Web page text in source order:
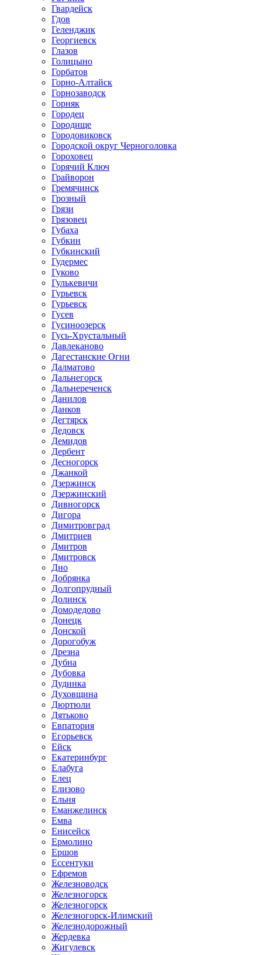
Гвардейск
Гдов
Геленджик
Георгиевск
Глазов
Голицыно
Горбатов
Горно-Алтайск
Горнозаводск
Горняк
Городец
Городище
Городовиковск
Городской округ Черноголовка
Гороховец
Горячий Ключ
Грайворон
Гремячинск
Грозный
Грязи
Грязовец
Губаха
Губкин
Губкинский
Гудермес
Гуково
Гулькевичи
Гурьевск
Гурьевск
Гусев
Гусиноозерск
Гусь-Хрустальный
Давлеканово
Дагестанские Огни
Далматово
Дальнегорск
Дальнереченск
Данилов
Данков
Дегтярск
Дедовск
Демидов
Дербент
Десногорск
Джанкой
Дзержинск
Дзержинский
Дивногорск
Дигора
Димитровград
Дмитриев
Дмитров
Дмитровск
Дно
Добрянка
Долгопрудный
Долинск
Домодедово
Донецк
Донской
Дорогобуж
Дрезна
Дубна
Дубовка
Дудинка
Духовщина
Дюртюли
Дятьково
Евпатория
Егорьевск
Ейск
Екатеринбург
Елабуга
Елец
Елизово
Ельня
Еманжелинск
Емва
Енисейск
Ермолино
Ершов
Ессентуки
Ефремов
Железноводск
Железногорск
Железногорск
Железногорск-Илимский
Железнодорожный
Жердевка
Жигулевск